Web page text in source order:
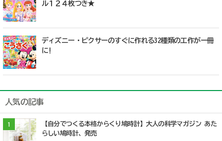
ル１２４枚つき★
ディズニー・ピクサーのすぐに作れる32種類の工作が一冊
に!
人気の記事
1
【自分でつくる本格からくり鳩時計】大人の科学マガジン あた
らしい鳩時計、発売